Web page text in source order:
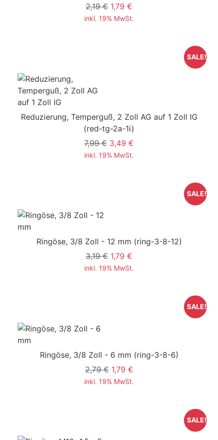
2,19 € 1,79 €
inkl. 19% MwSt.
Reduzierung, Temperguß, 2 Zoll AG auf 1 Zoll IG
(red-tg-2a-1i)
7,99 € 3,49 €
inkl. 19% MwSt.
SALE!
Ringöse, 3/8 Zoll - 12 mm (ring-3-8-12)
3,19 € 1,79 €
inkl. 19% MwSt.
SALE!
Ringöse, 3/8 Zoll - 6 mm (ring-3-8-6)
2,79 € 1,79 €
inkl. 19% MwSt.
SALE!
SALE!